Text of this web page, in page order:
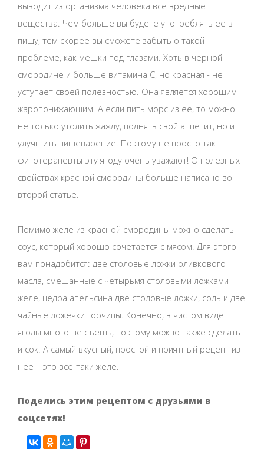
выводит из организма человека все вредные
вещества. Чем больше вы будете употреблять ее в
пищу, тем скорее вы сможете забыть о такой
проблеме, как мешки под глазами. Хоть в черной
смородине и больше витамина C, но красная - не
уступает своей полезностью. Она является хорошим
жаропонижающим. А если пить морс из ее, то можно
не только утолить жажду, поднять свой аппетит, но и
улучшить пищеварение. Поэтому не просто так
фитотерапевты эту ягоду очень уважают! О полезных
свойствах красной смородины больше написано во
второй статье.
Помимо желе из красной смородины можно сделать
соус, который хорошо сочетается с мясом. Для этого
вам понадобится: две столовые ложки оливкового
масла, смешанные с четырьмя столовыми ложками
желе, цедра апельсина две столовые ложки, соль и две
чайные ложечки горчицы. Конечно, в чистом виде
ягоды много не съешь, поэтому можно также сделать
и сок. А самый вкусный, простой и приятный рецепт из
нее – это все-таки желе.
Поделись этим рецептом с друзьями в
соцсетях!